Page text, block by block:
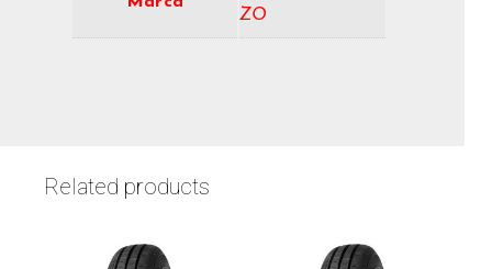
ZO
Related products